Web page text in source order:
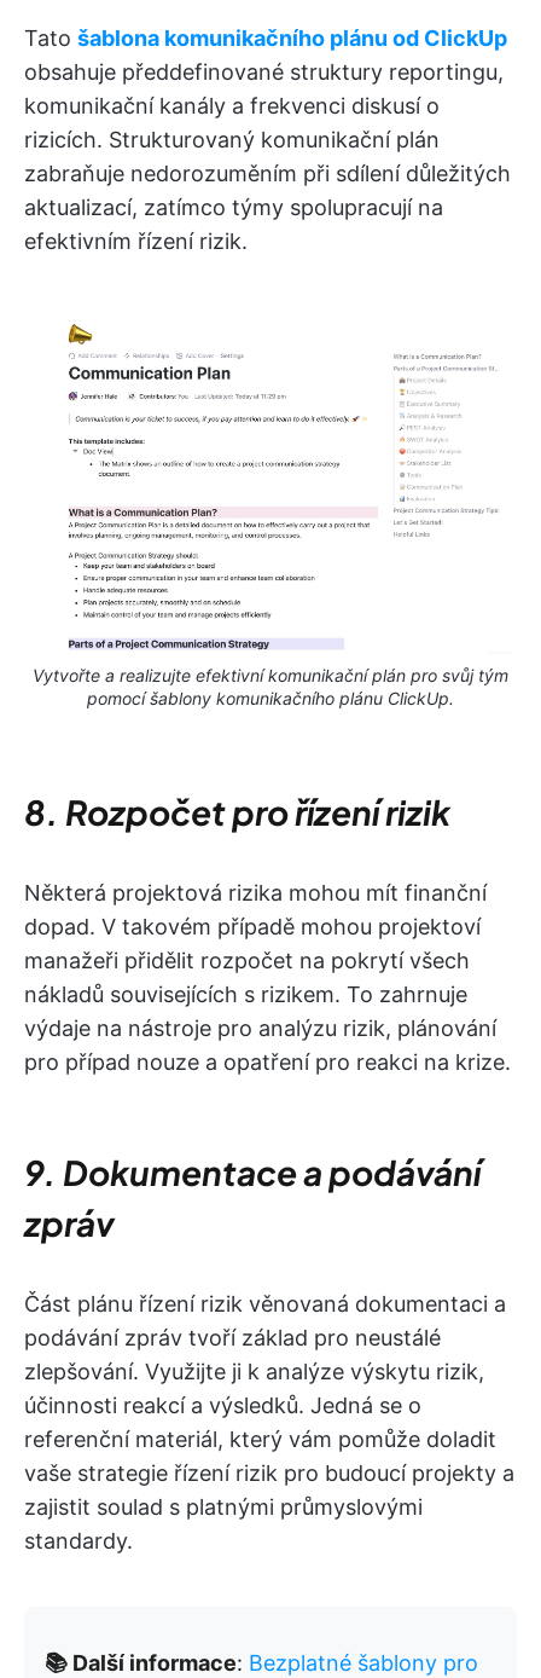
Tato šablona komunikačního plánu od ClickUp
obsahuje předdefinované struktury reportingu,
komunikační kanály a frekvenci diskusí o
rizicích. Strukturovaný komunikační plán
zabraňuje nedorozuměním při sdílení důležitých
aktualizací, zatímco týmy spolupracují na
efektivním řízení rizik.
Vytvořte a realizujte efektivní komunikační plán pro svůj tým
pomocí šablony komunikačního plánu ClickUp.
8. Rozpočet pro řízení rizik
Některá projektová rizika mohou mít finanční
dopad. V takovém případě mohou projektoví
manažeři přidělit rozpočet na pokrytí všech
nákladů souvisejících s rizikem. To zahrnuje
výdaje na nástroje pro analýzu rizik, plánování
pro případ nouze a opatření pro reakci na krize.
9. Dokumentace a podávání
zpráv
Část plánu řízení rizik věnovaná dokumentaci a
podávání zpráv tvoří základ pro neustálé
zlepšování. Využijte ji k analýze výskytu rizik,
účinnosti reakcí a výsledků. Jedná se o
referenční materiál, který vám pomůže doladit
vaše strategie řízení rizik pro budoucí projekty a
zajistit soulad s platnými průmyslovými
standardy.
📚 Další informace: Bezplatné šablony pro